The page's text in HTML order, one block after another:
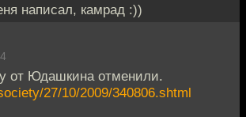
написал, камрад :))
от Юдашкина отменили.
27/10/2009/340806.shtml